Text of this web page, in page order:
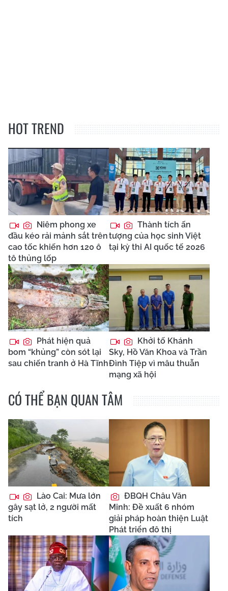
HOT TREND
Niêm phong xe
đầu kéo rải mảnh sắt trên
cao tốc khiến hơn 120 ô
tô thủng lốp
Thành tích ấn
tượng của học sinh Việt
tại kỳ thi AI quốc tế 2026
Phát hiện quả
bom “khủng” còn sót lại
sau chiến tranh ở Hà Tĩnh
Khởi tố Khánh
Sky, Hồ Văn Khoa và Trần
Đình Tiệp vì mâu thuẫn
mạng xã hội
CÓ THỂ BẠN QUAN TÂM
Lào Cai: Mưa lớn
gây sạt lở, 2 người mất
tích
ĐBQH Châu Văn
Minh: Đề xuất 6 nhóm
giải pháp hoàn thiện Luật
Phát triển đô thị